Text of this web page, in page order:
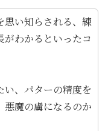
思い知らされる、練
がわかるといったコ
い、パターの精度を
悪魔の虜になるのか